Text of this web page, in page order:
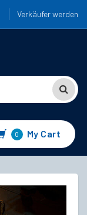
Verkäufer werden
0 My Cart